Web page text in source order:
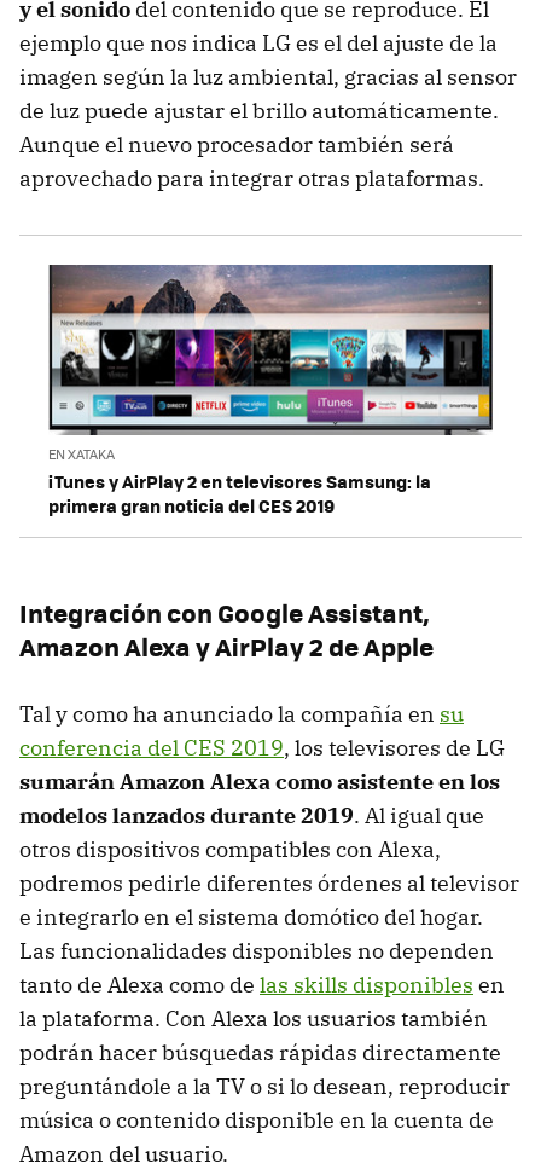
y el sonido del contenido que se reproduce. El
ejemplo que nos indica LG es el del ajuste de la
imagen según la luz ambiental, gracias al sensor
de luz puede ajustar el brillo automáticamente.
Aunque el nuevo procesador también será
aprovechado para integrar otras plataformas.
EN XATAKA
iTunes y AirPlay 2 en televisores Samsung: la
primera gran noticia del CES 2019
Integración con Google Assistant,
Amazon Alexa y AirPlay 2 de Apple
Tal y como ha anunciado la compañía en su
conferencia del CES 2019, los televisores de LG
sumarán Amazon Alexa como asistente en los
modelos lanzados durante 2019. Al igual que
otros dispositivos compatibles con Alexa,
podremos pedirle diferentes órdenes al televisor
e integrarlo en el sistema domótico del hogar.
Las funcionalidades disponibles no dependen
tanto de Alexa como de las skills disponibles en
la plataforma. Con Alexa los usuarios también
podrán hacer búsquedas rápidas directamente
preguntándole a la TV o si lo desean, reproducir
música o contenido disponible en la cuenta de
Amazon del usuario.